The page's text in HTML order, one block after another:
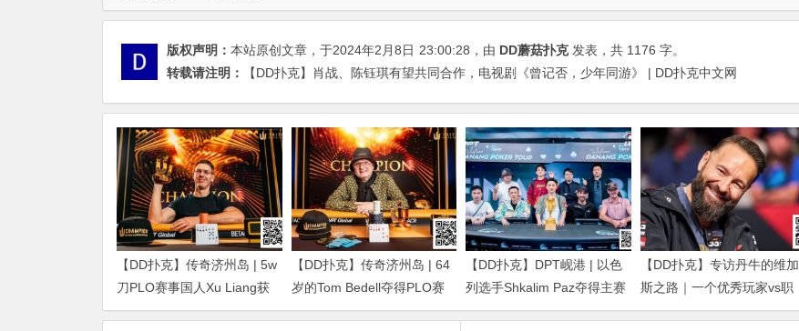
版权声明： 本站原创文章，于2024年2月8日 23:00:28 ，由 DD蘑菇扑克发表，共 1176 字。
转载请注明：
【DD扑克】肖战、陈钰琪有望共同合作，电视剧《曾记否，少年同游》 | DD扑克中文网
【DD扑克】传奇济州岛 | 5w
刀PLO赛事国人Xu Liang获
得第4名，匈牙利Gergo
【DD扑克】传奇济州岛 | 64
岁的Tom Bedell夺得PLO赛
事冠军，国人Shi Ning Dan获
【DD扑克】DPT岘港 | 以色
列选手Shkalim Paz夺得主赛
冠军，“小火炉” 卢梓杰斩获
【DD扑克】专访丹牛的维加
斯之路｜一个优秀玩家vs职
业玩家的「最大差距」是什